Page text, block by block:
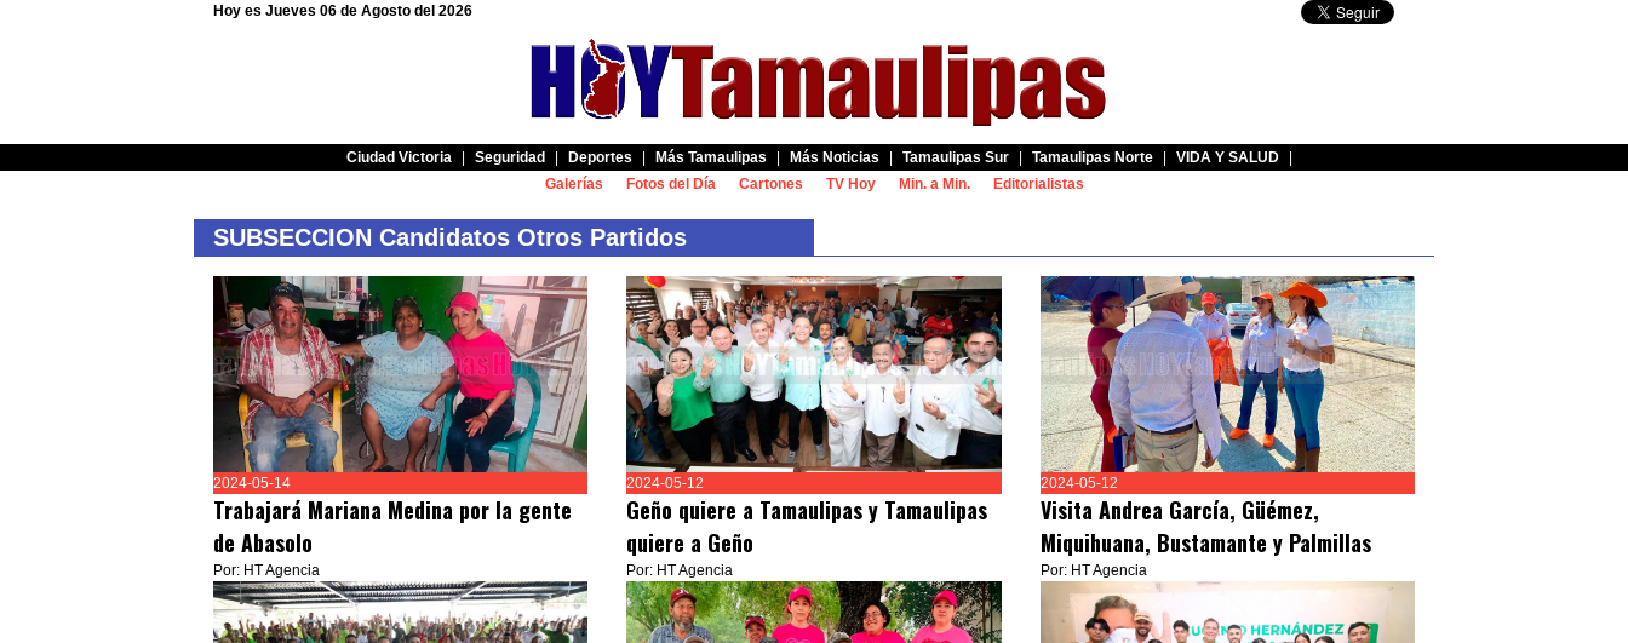
Hoy es Jueves 06 de Agosto del 2026
Ciudad Victoria Seguridad Deportes Más Tamaulipas Más Noticias Tamaulipas Sur Tamaulipas Norte VIDA Y SALUD
Galerías
Fotos del Día Cartones TV Hoy Min. a Min. Editorialistas
SUBSECCION Candidatos Otros Partidos
2024-05-14
Trabajará Mariana Medina por la gente
de Abasolo
Por: HT Agencia
2024-05-12
Geño quiere a Tamaulipas y Tamaulipas
quiere a Geño
Por: HT Agencia
2024-05-12
Visita Andrea García, Güémez,
Miquihuana, Bustamante y Palmillas
Por: HT Agencia